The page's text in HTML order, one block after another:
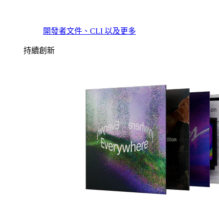
開發者文件、CLI 以及更多
持續創新